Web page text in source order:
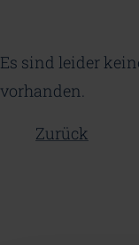
Es sind leider
vorhanden.
Zurück